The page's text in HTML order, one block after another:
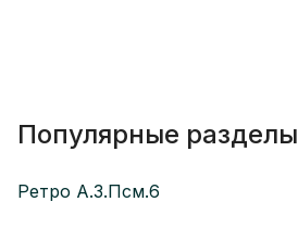
Популярные разделы
Ретро А.3.Псм.6